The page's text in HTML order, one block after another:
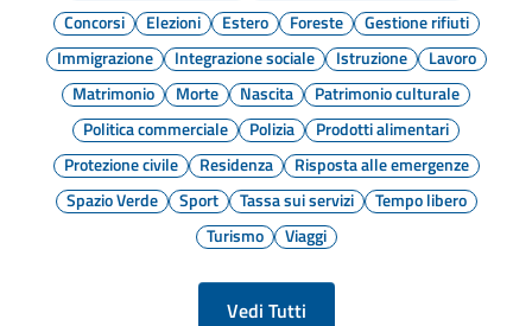
Concorsi
Elezioni Estero Foreste
Gestione rifiuti
Immigrazione
Integrazione sociale Istruzione
Lavoro
Matrimonio
Morte Nascita
Patrimonio culturale
Politica commerciale
Polizia
Prodotti alimentari
Protezione civile
Residenza
Risposta alle emergenze
Spazio Verde
Sport Tassa sui servizi
Tempo libero
Turismo
Viaggi
Vedi Tutti